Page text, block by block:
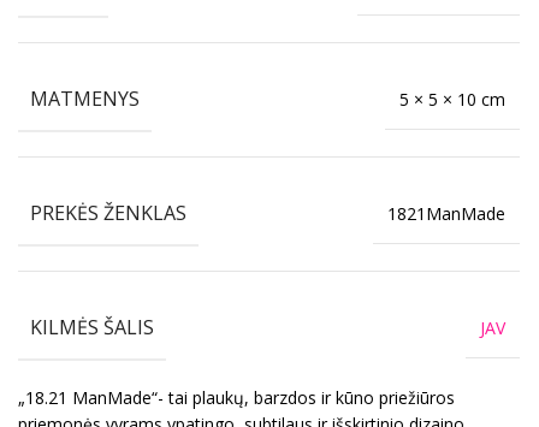
MATMENYS 5 × 5 × 10 cm
PREKĖS ŽENKLAS 1821ManMade
KILMĖS ŠALIS JAV
„18.21 ManMade“- tai plaukų, barzdos ir kūno priežiūros